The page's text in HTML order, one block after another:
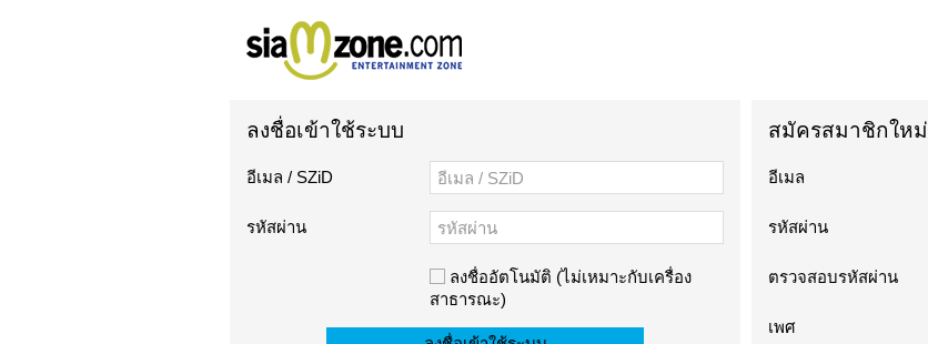
ลงชื่อเข้าใช้ระบบ
อีเมล / SZiD
รหัสผ่าน
ลงชื่ออัตโนมัติ (ไม่เหมาะกับเครื่อง
สาธารณะ)
สมัครสมาชิกใหม่
อีเมล
รหัสผ่าน
ตรวจสอบรหัสผ่าน
เพศ